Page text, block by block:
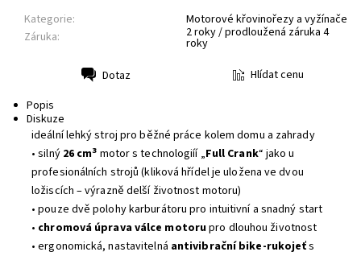
Kategorie:
Motorové křovinořezy a vyžínače
Záruka:
2 roky / prodloužená záruka 4
roky
Dotaz
Hlídat cenu
Popis
Diskuze
ideální lehký stroj pro běžné práce kolem domu a zahrady
• silný 26 cm3 motor s technologiíí „Full Crank“ jako u
profesionálních strojů (kliková hřídel je uložena ve dvou
ložiscích – výrazně delší životnost motoru)
• pouze dvě polohy karburátoru pro intuitivní a snadný start
• chromová úprava válce motorupro dlouhou životnost
• ergonomická, nastavitelná antivibrační bike-rukojeťs